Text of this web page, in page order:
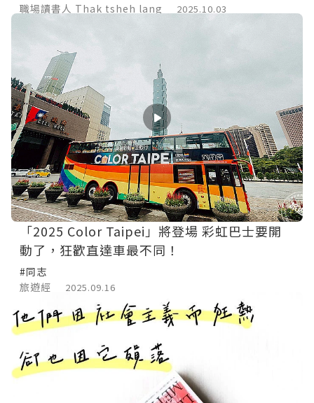
職場讀書人 Thak tsheh lang
2025.10.03
「2025 Color Taipei」將登場 彩虹巴士要開
動了，狂歡直達車最不同！
#同志
旅遊經
2025.09.16